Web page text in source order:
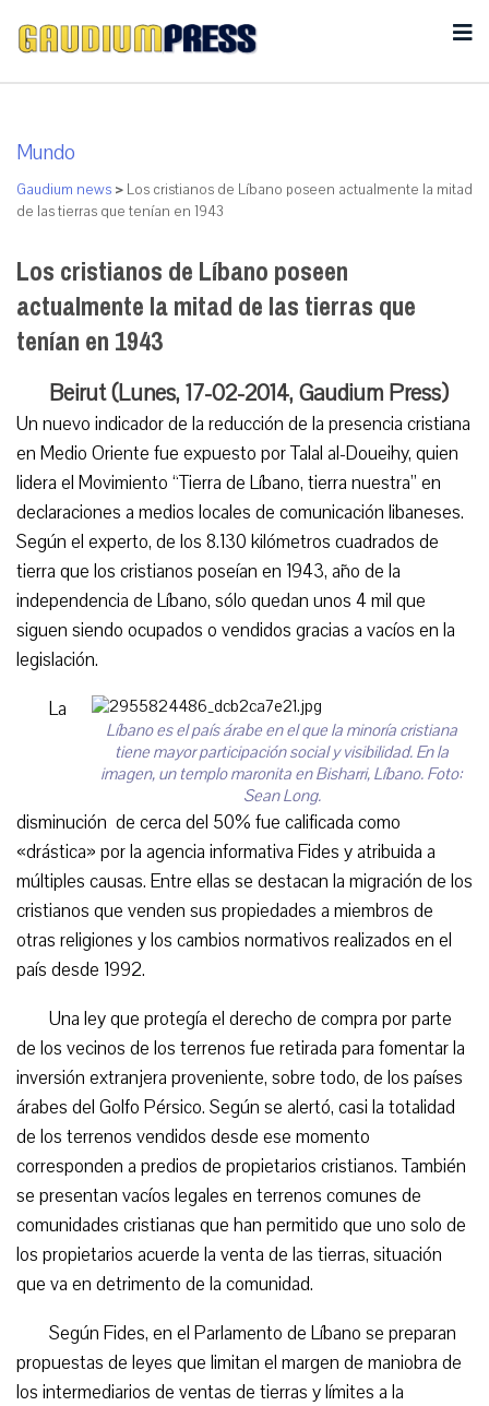
Mundo
Gaudium news > Los cristianos de Líbano poseen actualmente la mitad
de las tierras que tenían en 1943
Los cristianos de Líbano poseen
actualmente la mitad de las tierras que
tenían en 1943
Beirut (Lunes, 17-02-2014, Gaudium Press)
Un nuevo indicador de la reducción de la presencia cristiana
en Medio Oriente fue expuesto por Talal al-Doueihy, quien
lidera el Movimiento “Tierra de Líbano, tierra nuestra” en
declaraciones a medios locales de comunicación libaneses.
Según el experto, de los 8.130 kilómetros cuadrados de
tierra que los cristianos poseían en 1943, año de la
independencia de Líbano, sólo quedan unos 4 mil que
siguen siendo ocupados o vendidos gracias a vacíos en la
legislación.
Líbano es el país árabe en el que la minoría cristiana
tiene mayor participación social y visibilidad. En la
imagen, un templo maronita en Bisharri, Líbano. Foto:
Sean Long.
La
disminución de cerca del 50% fue calificada como
«drástica» por la agencia informativa Fides y atribuida a
múltiples causas. Entre ellas se destacan la migración de los
cristianos que venden sus propiedades a miembros de
otras religiones y los cambios normativos realizados en el
país desde 1992.
Una ley que protegía el derecho de compra por parte
de los vecinos de los terrenos fue retirada para fomentar la
inversión extranjera proveniente, sobre todo, de los países
árabes del Golfo Pérsico. Según se alertó, casi la totalidad
de los terrenos vendidos desde ese momento
corresponden a predios de propietarios cristianos. También
se presentan vacíos legales en terrenos comunes de
comunidades cristianas que han permitido que uno solo de
los propietarios acuerde la venta de las tierras, situación
que va en detrimento de la comunidad.
Según Fides, en el Parlamento de Líbano se preparan
propuestas de leyes que limitan el margen de maniobra de
los intermediarios de ventas de tierras y límites a la